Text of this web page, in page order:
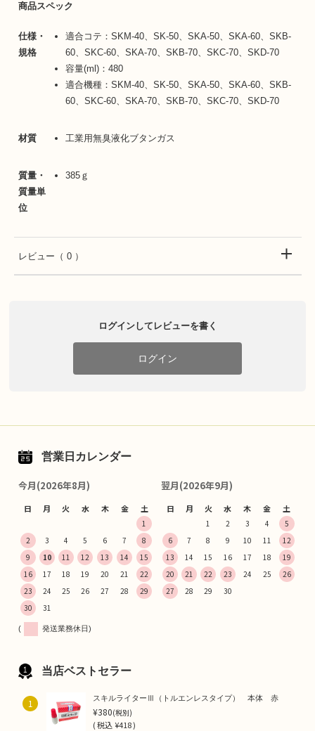
商品スペック
仕様・
規格
適合コテ：SKM-40、SK-50、SKA-50、SKA-60、SKB-
60、SKC-60、SKA-70、SKB-70、SKC-70、SKD-70
容量(ml)：480
適合機種：SKM-40、SK-50、SKA-50、SKA-60、SKB-
60、SKC-60、SKA-70、SKB-70、SKC-70、SKD-70
材質 工業用無臭液化ブタンガス
質量・
質量単
位
385ｇ
レビュー （ 0 ）
ログインしてレビューを書く
ログイン
営業日カレンダー
今月(2026年8月)
日 月 火 水 木 金 土
1
2
3 4 5 6 7
8
9
10 11 12 13 14
15
16
17 18 19 20 21
22
23
24 25 26 27 28
29
30
31
翌月(2026年9月)
日 月 火 水 木 金 土
1 2 3 4
5
6
7 8 9 10 11
12
13
14 15 16 17 18
19
20
21 22 23 24 25
26
27
28 29 30
( 発送業務休日)
当店ベストセラー
1 スキルライターⅢ（トルエンレスタイプ） 本体 赤
¥380(税別)
(税込¥418 )